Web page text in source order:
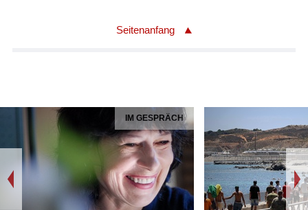
Seitenanfang
IM GESPRÄCH